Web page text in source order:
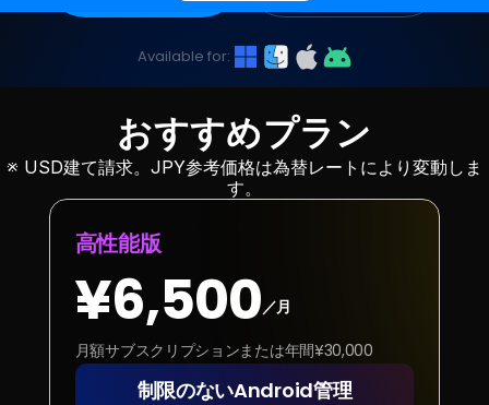
おすすめプラン
※ USD建て請求。JPY参考価格は為替レートにより変動しま
す。
¥6,500／月
月額サブスクリプションまたは年間¥30,000
高性能版
制限のないAndroid管理